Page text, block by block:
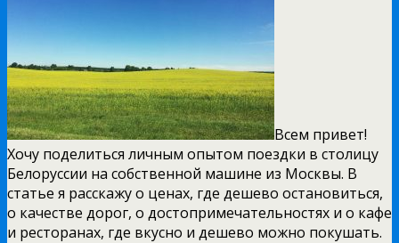
Всем привет!
Хочу поделиться личным опытом поездки в столицу
Белоруссии на собственной машине из Москвы. В
статье я расскажу о ценах, где дешево остановиться,
о качестве дорог, о достопримечательностях и о кафе
и ресторанах, где вкусно и дешево можно покушать.